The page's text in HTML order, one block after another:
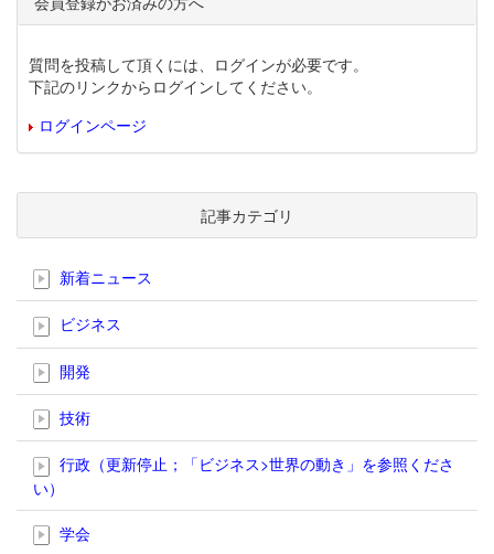
質問を投稿して頂くには、ログインが必要です。
下記のリンクからログインしてください。
ログインページ
記事カテゴリ
新着ニュース
ビジネス
開発
技術
行政（更新停止；「ビジネス>世界の動き」を参照くださ
い）
学会